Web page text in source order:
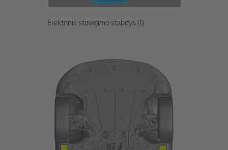
Elektrinis stovėjimo stabdys (1)